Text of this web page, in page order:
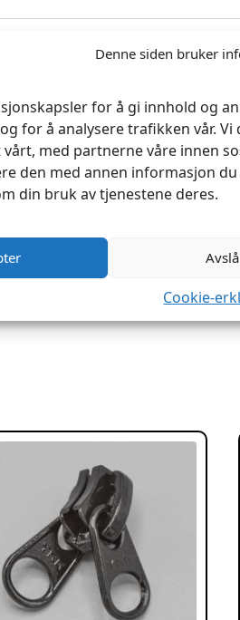
Denne siden bruker
for å gi innhold og
for å analysere trafikken vår.
med partnerne våre innen
den med annen informasjon
din bruk av tjenestene deres.
Avslå
Cookie-